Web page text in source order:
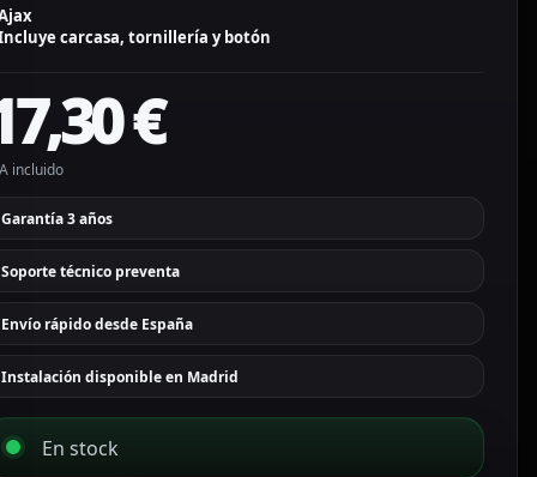
carcasa, tornillería y botón
€
incluido
Garantía 3 años
Soporte técnico preventa
Envío rápido desde España
Instalación disponible en Madrid
En stock